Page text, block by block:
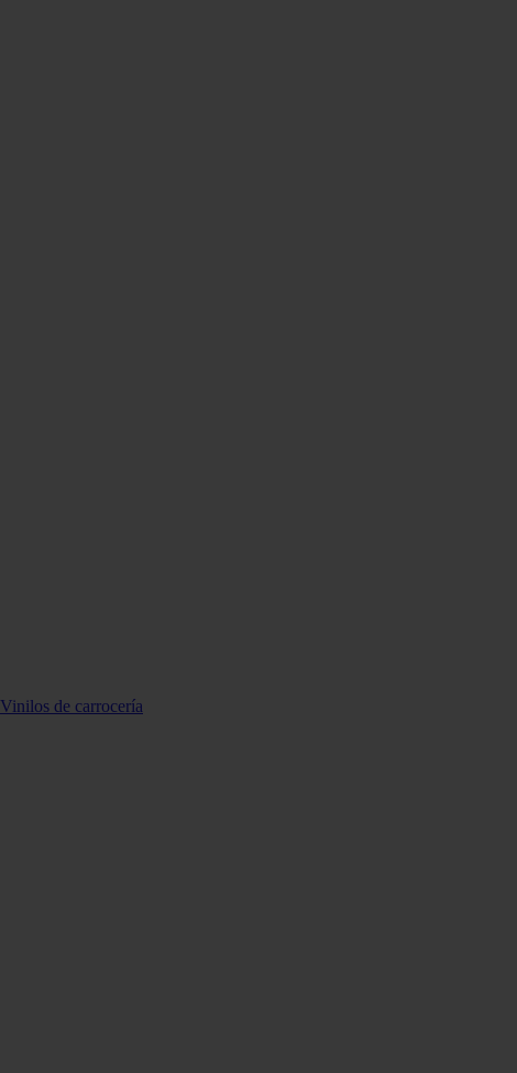
Vinilos de carrocería